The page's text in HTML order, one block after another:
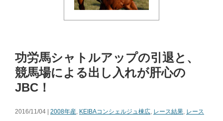
功労馬シャトルアップの引退と、
競馬場による出し入れが肝心の
JBC！
2016/11/04 | 2008年産, KEIBAコンシェルジュ棟広, レース結果, レース